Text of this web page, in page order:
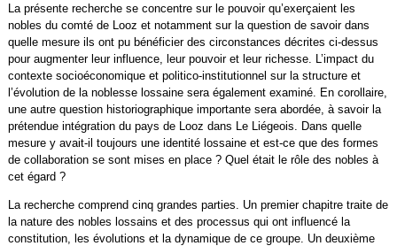
La présente recherche se concentre sur le pouvoir qu’exerçaient les
nobles du comté de Looz et notamment sur la question de savoir dans
quelle mesure ils ont pu bénéficier des circonstances décrites ci-dessus
pour augmenter leur influence, leur pouvoir et leur richesse. L’impact du
contexte socioéconomique et politico-institutionnel sur la structure et
l’évolution de la noblesse lossaine sera également examiné. En corollaire,
une autre question historiographique importante sera abordée, à savoir la
prétendue intégration du pays de Looz dans Le Liégeois. Dans quelle
mesure y avait-il toujours une identité lossaine et est-ce que des formes
de collaboration se sont mises en place ? Quel était le rôle des nobles à
cet égard ?
La recherche comprend cinq grandes parties. Un premier chapitre traite de
la nature des nobles lossains et des processus qui ont influencé la
constitution, les évolutions et la dynamique de ce groupe. Un deuxième